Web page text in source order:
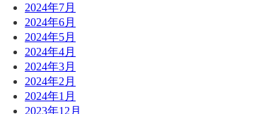
2024年7月
2024年6月
2024年5月
2024年4月
2024年3月
2024年2月
2024年1月
2023年12月